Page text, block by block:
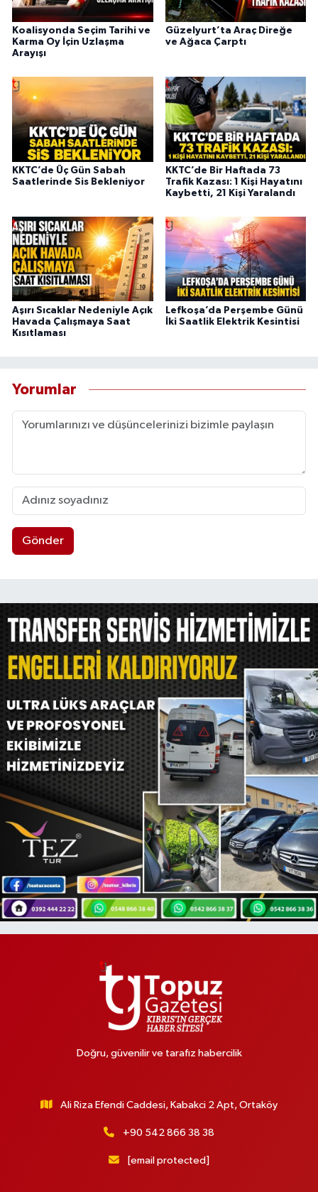
Koalisyonda Seçim Tarihi ve
Karma Oy İçin Uzlaşma
Arayışı
Güzelyurt’ta Araç Direğe
ve Ağaca Çarptı
KKTC’de Üç Gün Sabah
Saatlerinde Sis Bekleniyor
KKTC’de Bir Haftada 73
Trafik Kazası: 1 Kişi Hayatını
Kaybetti, 21 Kişi Yaralandı
Aşırı Sıcaklar Nedeniyle Açık
Havada Çalışmaya Saat
Kısıtlaması
Lefkoşa’da Perşembe Günü
İki Saatlik Elektrik Kesintisi
Yorumlar
Gönder
Doğru, güvenilir ve tarafız habercilik
Ali Riza Efendi Caddesi, Kabakci 2 Apt, Ortaköy
+90 542 866 38 38
[email protected]